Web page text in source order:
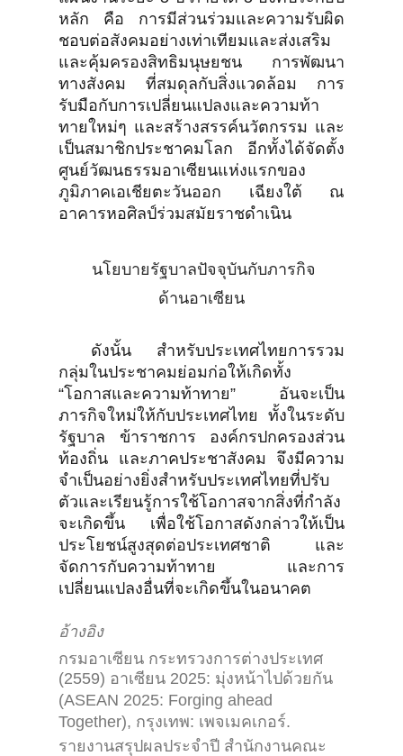
หลัก คือ การมีส่วนร่วมและความรับผิด
ชอบต่อสังคมอย่างเท่าเทียมและส่งเสริม
และคุ้มครองสิทธิมนุษยชน การพัฒนา
ทางสังคม ที่สมดุลกับสิ่งแวดล้อม การ
รับมือกับการเปลี่ยนแปลงและความท้า
ทายใหม่ๆ และสร้างสรรค์นวัตกรรม และ
เป็นสมาชิกประชาคมโลก อีกทั้งได้จัดตั้ง
ศูนย์วัฒนธรรมอาเซียนแห่งแรกของ
ภูมิภาคเอเชียตะวันออก เฉียงใต้ ณ
อาคารหอศิลป์ร่วมสมัยราชดำเนิน
นโยบายรัฐบาลปัจจุบันกับภารกิจ
ด้านอาเซียน
ดังนั้น สำหรับประเทศไทยการรวม
กลุ่มในประชาคมย่อมก่อให้เกิดทั้ง
“โอกาสและความท้าทาย” อันจะเป็น
ภารกิจใหม่ให้กับประเทศไทย ทั้งในระดับ
รัฐบาล ข้าราชการ องค์กรปกครองส่วน
ท้องถิ่น และภาคประชาสังคม จึงมีความ
จำเป็นอย่างยิ่งสำหรับประเทศไทยที่ปรับ
ตัวและเรียนรู้การใช้โอกาสจากสิ่งที่กำลัง
จะเกิดขึ้น เพื่อใช้โอกาสดังกล่าวให้เป็น
ประโยชน์สูงสุดต่อประเทศชาติ และ
จัดการกับความท้าทาย และการ
เปลี่ยนแปลงอื่นที่จะเกิดขึ้นในอนาคต
อ้างอิง
กรมอาเซียน กระทรวงการต่างประเทศ
(2559) อาเซียน 2025: มุ่งหน้าไปด้วยกัน
(ASEAN 2025: Forging ahead
Together), กรุงเทพ: เพจเมคเกอร์.
รายงานสรุปผลประจำปี สำนักงานคณะ